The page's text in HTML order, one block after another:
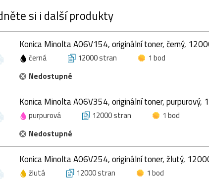
si i další produkty
Konica Minolta A06V154, originální toner, černý,
černá 12000 stran
1 bod
Nedostupné
Konica Minolta A06V354, originální toner, purpurový,
purpurová 12000 stran
1 bod
Nedostupné
Konica Minolta A06V254, originální toner, žlutý,
žlutá 12000 stran
1 bod